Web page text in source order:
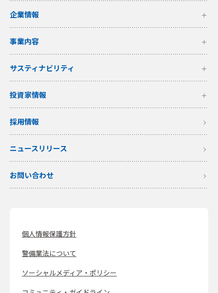
企業情報
事業内容
サスティナビリティ
投資家情報
採用情報
ニュースリリース
お問い合わせ
個人情報保護方針
警備業法について
ソーシャルメディア・ポリシー